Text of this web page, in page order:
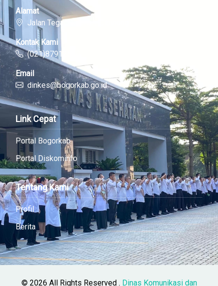
Alamat
Jalan Tegar Beriman, Cibinong
Kontak Kami
(021)87912518
Email
dinkes@bogorkab.go.id
Link Cepat
Portal Bogorkab
Portal Diskominfo
Tentang Kami
Profil
Berita
© 2026 All Rights Reserved . Dinas Komunikasi dan